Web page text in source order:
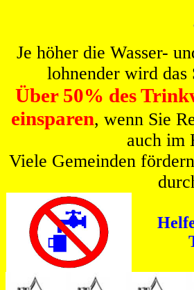
Je höher die Wasser-
lohnender wird das
Über 50% des
einsparen, wenn Sie
auch im
Viele Gemeinden